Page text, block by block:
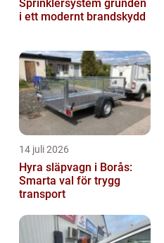
Sprinklersystem grunden
i ett modernt brandskydd
14 juli 2026
Hyra släpvagn i Borås:
Smarta val för trygg
transport